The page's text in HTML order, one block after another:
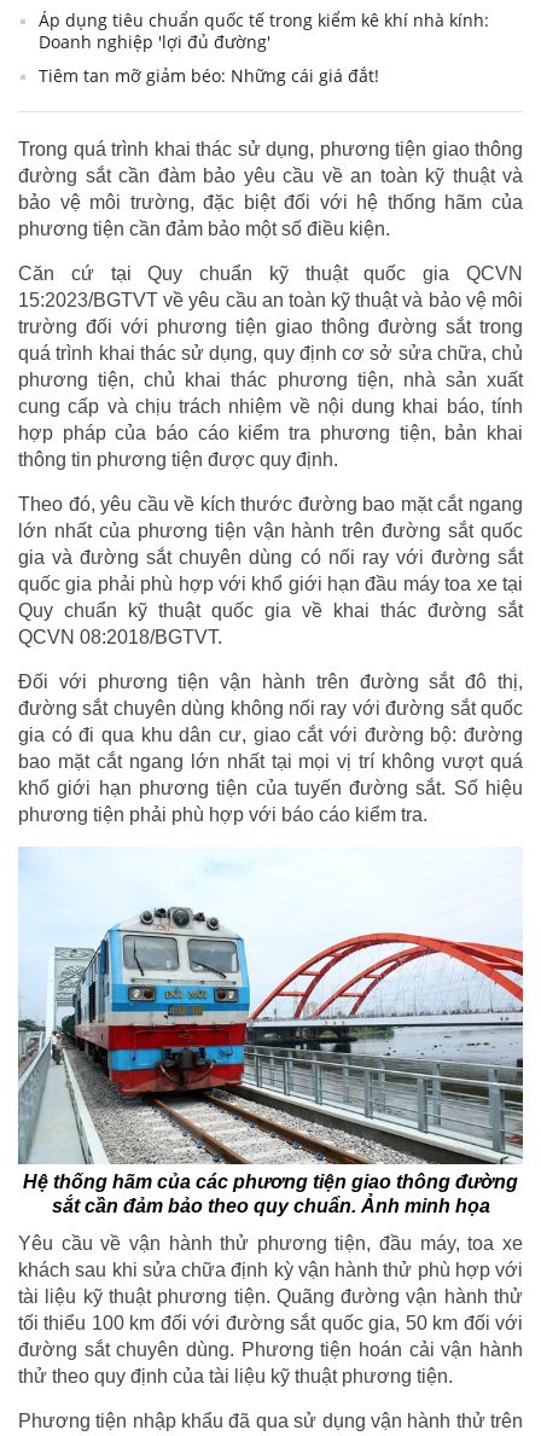
Áp dụng tiêu chuẩn quốc tế trong kiểm kê khí nhà kính:
Doanh nghiệp 'lợi đủ đường'
Tiêm tan mỡ giảm béo: Những cái giá đắt!
Trong quá trình khai thác sử dụng, phương tiện giao thông
đường sắt cần đàm bảo yêu cầu về an toàn kỹ thuật và
bảo vệ môi trường, đặc biệt đối với hệ thống hãm của
phương tiện cần đảm bảo một số điều kiện.
Căn cứ tại Quy chuẩn kỹ thuật quốc gia QCVN
15:2023/BGTVT về yêu cầu an toàn kỹ thuật và bảo vệ môi
trường đối với phương tiện giao thông đường sắt trong
quá trình khai thác sử dụng, quy định cơ sở sửa chữa, chủ
phương tiện, chủ khai thác phương tiện, nhà sản xuất
cung cấp và chịu trách nhiệm về nội dung khai báo, tính
hợp pháp của báo cáo kiểm tra phương tiện, bản khai
thông tin phương tiện được quy định.
Theo đó, yêu cầu về kích thước đường bao mặt cắt ngang
lớn nhất của phương tiện vận hành trên đường sắt quốc
gia và đường sắt chuyên dùng có nối ray với đường sắt
quốc gia phải phù hợp với khổ giới hạn đầu máy toa xe tại
Quy chuẩn kỹ thuật quốc gia về khai thác đường sắt
QCVN 08:2018/BGTVT.
Đối với phương tiện vận hành trên đường sắt đô thị,
đường sắt chuyên dùng không nối ray với đường sắt quốc
gia có đi qua khu dân cư, giao cắt với đường bộ: đường
bao mặt cắt ngang lớn nhất tại mọi vị trí không vượt quá
khổ giới hạn phương tiện của tuyến đường sắt. Số hiệu
phương tiện phải phù hợp với báo cáo kiểm tra.
Hệ thống hãm của các phương tiện giao thông đường
sắt cần đảm bảo theo quy chuẩn. Ảnh minh họa
Yêu cầu về vận hành thử phương tiện, đầu máy, toa xe
khách sau khi sửa chữa định kỳ vận hành thử phù hợp với
tài liệu kỹ thuật phương tiện. Quãng đường vận hành thử
tối thiểu 100 km đối với đường sắt quốc gia, 50 km đối với
đường sắt chuyên dùng. Phương tiện hoán cải vận hành
thử theo quy định của tài liệu kỹ thuật phương tiện.
Phương tiện nhập khẩu đã qua sử dụng vận hành thử trên